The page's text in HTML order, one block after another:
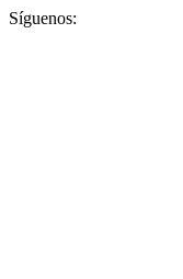
Síguenos: